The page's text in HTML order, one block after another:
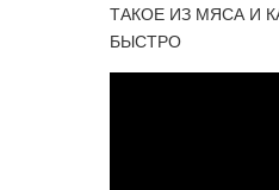
ТАКОЕ ИЗ МЯСА И
БЫСТРО